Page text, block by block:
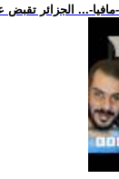
مافيا-... الجزائر